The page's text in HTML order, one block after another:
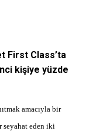
First Class’ta
kişiye yüzde
amacıyla bir
seyahat eden iki